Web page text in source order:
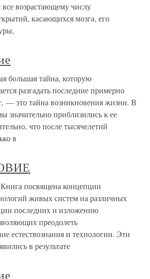
все возрастающему числу
касающихся мозга, его
большая тайна, которую
разгадать последние примерно
— это тайна возникновения жизни. В
значительно приблизились к ее
что после тысячелетий
в
посвящена концепции
живых систем на различных
последних и изложению
преодолеть
естествознания и технологии. Эти
в результате